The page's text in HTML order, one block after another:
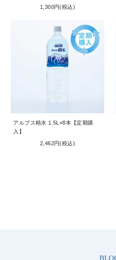
1,300円(税込)
アルプス精水 1.5L×8本【定期購
入】
2,462円(税込)